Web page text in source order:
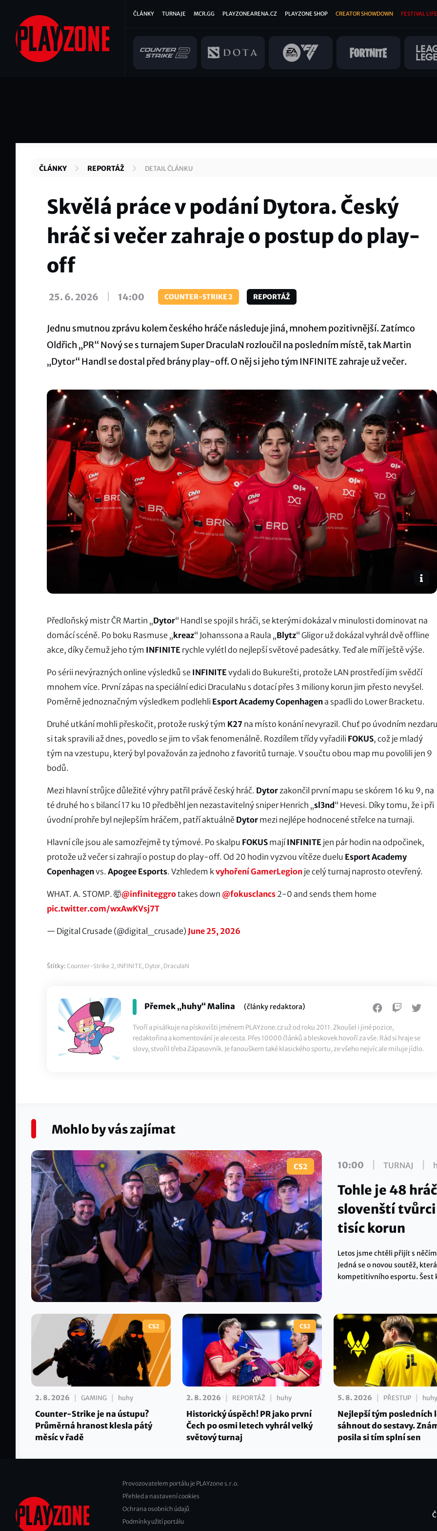
hlavnímu
obsahu
Hlavní
ČLÁNKY TURNAJE MCR.GG PLAYZONEARENA.CZ PLAYZONE SHOP CREATOR SHOWDOWN FESTIVAL
ČLÁNKY REPORTÁŽ DETAIL ČLÁNKU
Skvělá práce v podání Dytora. Český
hráč si večer zahraje o postup do play-
off
25. 6. 2026 14:00 COUNTER-STRIKE 2 REPORTÁŽ
Jednu smutnou zprávu kolem českého hráče následuje jiná, mnohem pozitivnější. Zatímco
Oldřich „PR“ Nový se s turnajem Super DraculaN rozloučil na posledním místě, tak Martin
„Dytor“ Handl se dostal před brány play-off. O něj si jeho tým INFINITE zahraje už večer.
Předloňský mistr ČR Martin „Dytor“ Handl se spojil s hráči, se kterými dokázal v minulosti dominovat na
domácí scéně. Po boku Rasmuse „kreaz“ Johanssona a Raula „Blytz“ Gligor už dokázal vyhrál dvě offline
akce, díky čemuž jeho tým INFINITE rychle vylétl do nejlepší světové padesátky. Teď ale míří ještě výše.
Po sérii nevýrazných online výsledků se INFINITE vydali do Bukurešti, protože LAN prostředí jim svědčí
mnohem více. První zápas na speciální edici DraculaNu s dotací přes 3 miliony korun jim přesto nevyšel.
Poměrně jednoznačným výsledkem podlehli Esport Academy Copenhagena spadli do Lower Bracketu.
Druhé utkání mohli přeskočit, protože ruský tým K27 na místo konání nevyrazil. Chuť po úvodním
si tak spravili až dnes, povedlo se jim to však fenomenálně. Rozdílem třídy vyřadili FOKUS, což je mladý
tým na vzestupu, který byl považován za jednoho z favoritů turnaje. V součtu obou map mu povolili jen 9
bodů.
Mezi hlavní strůjce důležité výhry patřil právě český hráč. Dytor zakončil první mapu se skórem 16 ku 9, na
té druhé ho s bilancí 17 ku 10 předběhl jen nezastavitelný sniper Henrich „sl3nd“ Hevesi. Díky tomu, že i při
úvodní prohře byl nejlepším hráčem, patří aktuálně Dytor mezi nejlépe hodnocené střelce na turnaji.
Hlavní cíle jsou ale samozřejmě ty týmové. Po skalpu FOKUS majíINFINITE jen pár hodin na odpočinek,
protože už večer si zahrají o postup do play-off. Od 20 hodin vyzvou vítěze duelu Esport Academy
Copenhagenvs. Apogee Esports. Vzhledem kvyhoření GamerLegion je celý turnaj naprosto otevřený.
WHAT. A. STOMP. 🤯@infiniteggrotakes down @fokusclancs 2-0 and sends them home
pic.twitter.com/wxAwKVsj7T
— Digital Crusade (@digital_crusade) June 25, 2026
Štítky: Counter-Strike 2, INFINITE, Dytor, DraculaN
Přemek „huhy“ Malina (články redaktora)
Tvoří a pisálkuje na pískovišti jménem PLAYzone.cz už od roku 2011. Zkoušel i jiné pozice,
redaktořina a komentování je ale cesta. Přes 10000 článků a bleskovek hovoří za vše. Rád si hraje se
slovy, stvořil třeba Zápasovník. Je fanouškem také klasického sportu, ze všeho nejvíc ale miluje jídlo.
Mohlo by vás zajímat
CS2 10:00 TURNAJ
Tohle je 48
slovenští
tisíc korun
Letos jsme chtěli přijít s
Jedná se o novou soutěž,
kompetitivního esportu. Šest
CS2
2. 8. 2026 GAMING huhy
Counter-Strike je na ústupu?
Průměrná hranost klesla pátý
měsíc v řadě
CS2
2. 8. 2026 REPORTÁŽ huhy
Historický úspěch! PR jako první
Čech po osmi letech vyhrál velký
světový turnaj
5. 8. 2026 PŘESTUP huhy
Nejlepší tým posledních
sáhnout do sestavy.
posila si tím splní sen
Footer
2
Provozovatelem portálu je PLAYzone s.r.o.
Přehled a nastavení cookies
Ochrana osobních údajů
Podmínky užití portálu